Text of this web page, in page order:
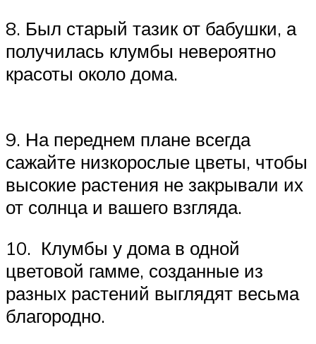
8. Был старый тазик от бабушки, а
получилась клумбы невероятно
красоты около дома.
9. На переднем плане всегда
сажайте низкорослые цветы, чтобы
высокие растения не закрывали их
от солнца и вашего взгляда.
10. Клумбы у дома в одной
цветовой гамме, созданные из
разных растений выглядят весьма
благородно.